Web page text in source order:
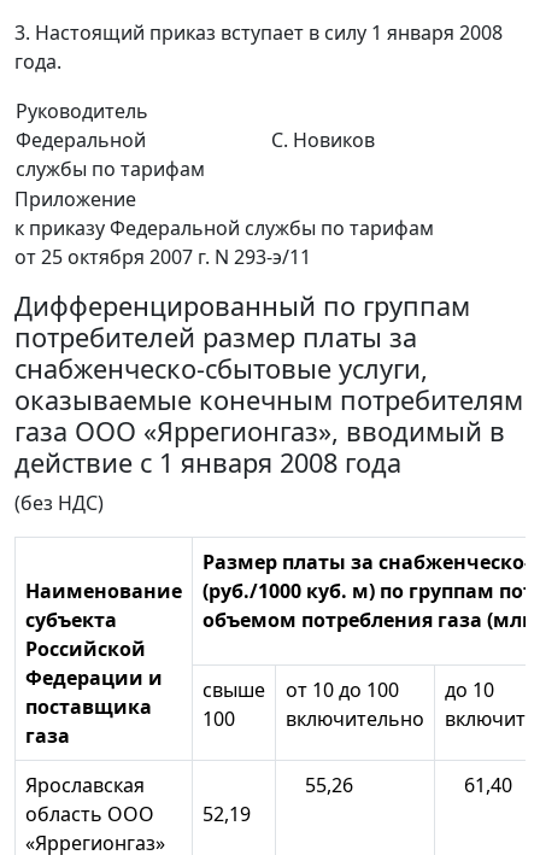
3. Настоящий приказ вступает в силу 1 января 2008
года.
Руководитель
Федеральной
службы по тарифам
С. Новиков
Приложение
к приказу Федеральной службы по тарифам
от 25 октября 2007 г. N 293-э/11
Дифференцированный по группам
потребителей размер платы за
снабженческо-сбытовые услуги,
оказываемые конечным потребителям
газа ООО «Яррегионгаз», вводимый в
действие с 1 января 2008 года
(без НДС)
Наименование
субъекта
Российской
Федерации и
поставщика
газа
Размер платы за снабженческо-
(руб./1000 куб. м) по группам
объемом потребления газа
свыше
100
от 10 до 100
включительно
до 10
Ярославская
область ООО
«Яррегионгаз»
52,19
55,26 61,40